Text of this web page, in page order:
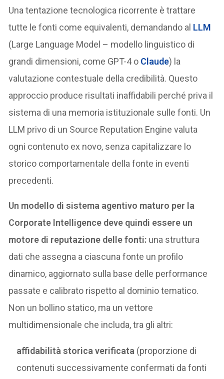
Una tentazione tecnologica ricorrente è trattare
tutte le fonti come equivalenti, demandando al LLM
(Large Language Model – modello linguistico di
grandi dimensioni, come GPT-4 o Claude) la
valutazione contestuale della credibilità. Questo
approccio produce risultati inaffidabili perché priva il
sistema di una memoria istituzionale sulle fonti. Un
LLM privo di un Source Reputation Engine valuta
ogni contenuto ex novo, senza capitalizzare lo
storico comportamentale della fonte in eventi
precedenti.
Un modello di sistema agentivo maturo per la
Corporate Intelligence deve quindi essere un
motore di reputazione delle fonti: una struttura
dati che assegna a ciascuna fonte un profilo
dinamico, aggiornato sulla base delle performance
passate e calibrato rispetto al dominio tematico.
Non un bollino statico, ma un vettore
multidimensionale che includa, tra gli altri:
affidabilità storica verificata (proporzione di
contenuti successivamente confermati da fonti